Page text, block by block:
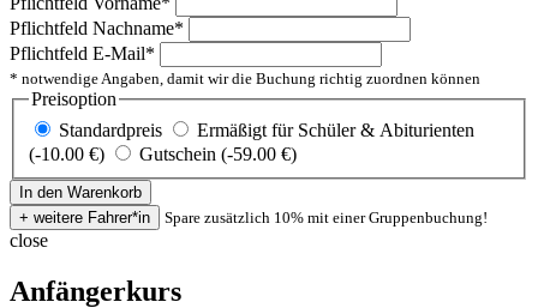
Pflichtfeld Nachname*
Pflichtfeld E-Mail*
* notwendige Angaben, damit wir die Buchung richtig zuordnen können
Preisoption
Standardpreis
Ermäßigt für Schüler & Abiturienten
(-10.00 €)
Gutschein (-59.00 €)
Spare zusätzlich 10% mit einer Gruppenbuchung!
close
Anfängerkurs